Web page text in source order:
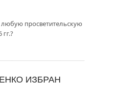
просветительскую
ИЗБРАН